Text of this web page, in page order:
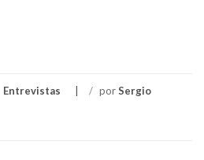
Entrevistas / porSergio